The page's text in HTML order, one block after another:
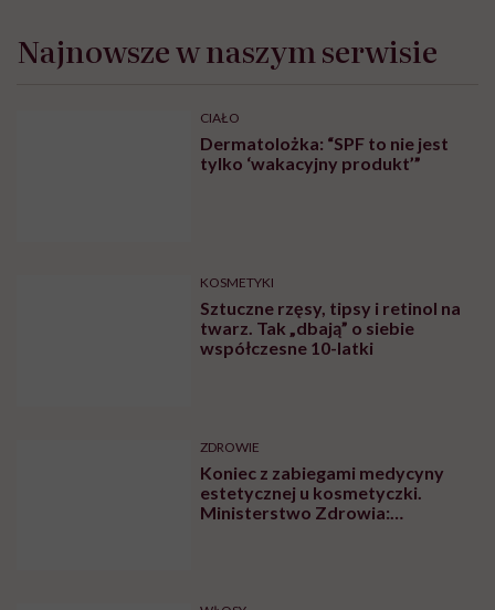
Najnowsze w naszym serwisie
CIAŁO
Dermatolożka: “SPF to nie jest
tylko ‘wakacyjny produkt’”
KOSMETYKI
Sztuczne rzęsy, tipsy i retinol na
twarz. Tak „dbają” o siebie
współczesne 10-latki
ZDROWIE
Koniec z zabiegami medycyny
estetycznej u kosmetyczki.
Ministerstwo Zdrowia: